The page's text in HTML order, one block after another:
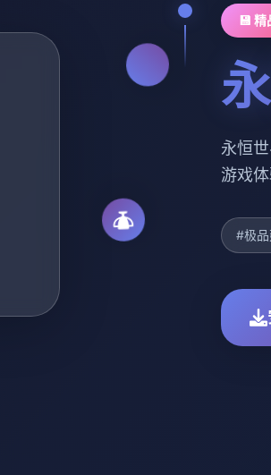
💾 精
永恒
游戏体
#极